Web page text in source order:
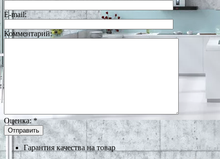
E-mail:
Комментарий:*
Оценка:*
Гарантия качества на товар